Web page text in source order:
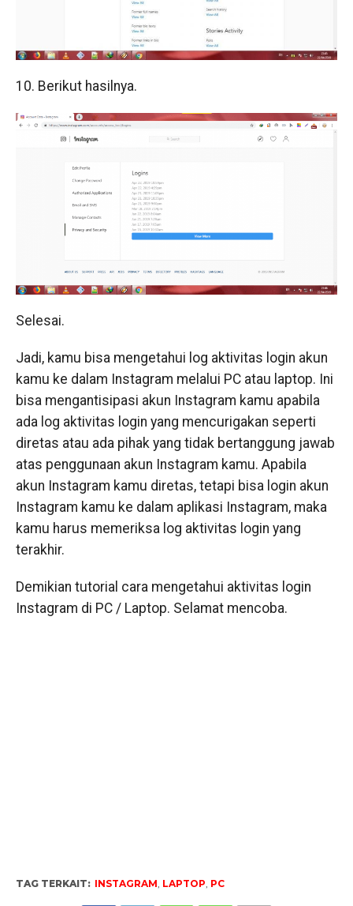
10. Berikut hasilnya.
Selesai.
Jadi, kamu bisa mengetahui log aktivitas login akun
kamu ke dalam Instagram melalui PC atau laptop. Ini
bisa mengantisipasi akun Instagram kamu apabila
ada log aktivitas login yang mencurigakan seperti
diretas atau ada pihak yang tidak bertanggung jawab
atas penggunaan akun Instagram kamu. Apabila
akun Instagram kamu diretas, tetapi bisa login akun
Instagram kamu ke dalam aplikasi Instagram, maka
kamu harus memeriksa log aktivitas login yang
terakhir.
Demikian tutorial cara mengetahui aktivitas login
Instagram di PC / Laptop. Selamat mencoba.
TAG TERKAIT: INSTAGRAM LAPTOP PC